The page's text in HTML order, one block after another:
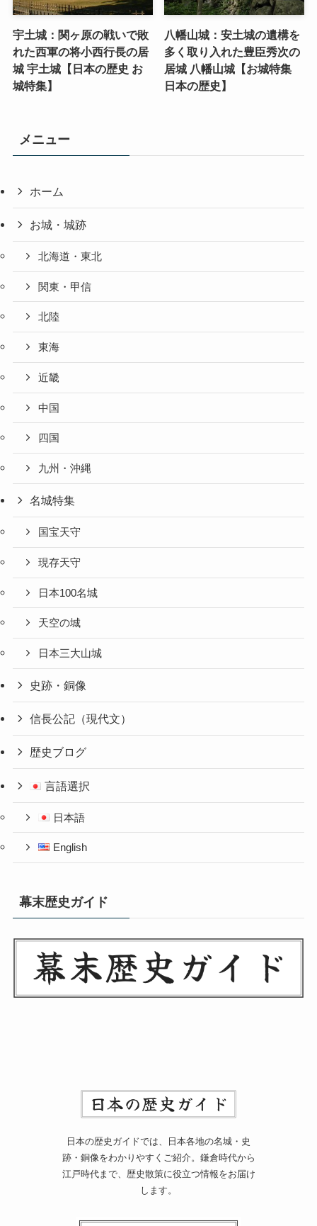
宇土城：関ヶ原の戦いで敗
れた西軍の将小西行長の居
城 宇土城【日本の歴史 お
城特集】
八幡山城：安土城の遺構を
多く取り入れた豊臣秀次の
居城 八幡山城【お城特集
日本の歴史】
メニュー
ホーム
お城・城跡
北海道・東北
関東・甲信
北陸
東海
近畿
中国
四国
九州・沖縄
名城特集
国宝天守
現存天守
日本100名城
天空の城
日本三大山城
史跡・銅像
信長公記（現代文）
歴史ブログ
言語選択
日本語
English
幕末歴史ガイド
日本の歴史ガイドでは、日本各地の名城・史
跡・銅像をわかりやすくご紹介。鎌倉時代から
江戸時代まで、歴史散策に役立つ情報をお届け
します。